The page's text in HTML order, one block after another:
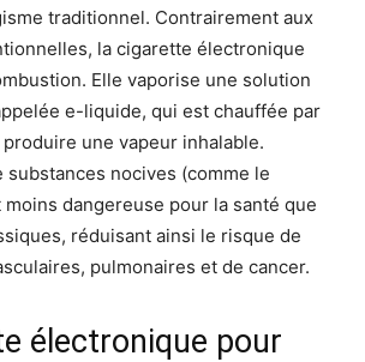
traditionnel. Contrairement aux
la cigarette électronique
Elle vaporise une solution
e-liquide, qui est chauffée par
une vapeur inhalable.
substances nocives (comme le
dangereuse pour la santé que
réduisant ainsi le risque de
pulmonaires et de cancer.
électronique pour